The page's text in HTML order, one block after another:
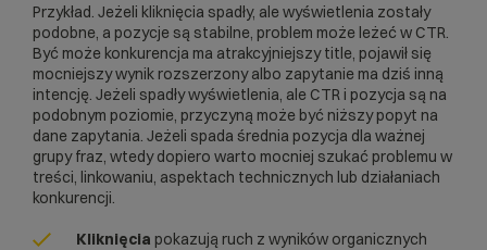
Przykład. Jeżeli kliknięcia spadły, ale wyświetlenia zostały
podobne, a pozycje są stabilne, problem może leżeć w CTR.
Być może konkurencja ma atrakcyjniejszy title, pojawił się
mocniejszy wynik rozszerzony albo zapytanie ma dziś inną
intencję. Jeżeli spadły wyświetlenia, ale CTR i pozycja są na
podobnym poziomie, przyczyną może być niższy popyt na
dane zapytania. Jeżeli spada średnia pozycja dla ważnej
grupy fraz, wtedy dopiero warto mocniej szukać problemu w
treści, linkowaniu, aspektach technicznych lub działaniach
konkurencji.
Kliknięcia pokazują ruch z wyników organicznych